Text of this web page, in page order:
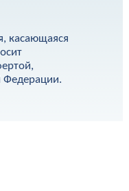
касающаяся
Федерации.